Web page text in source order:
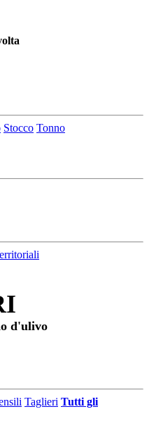
Stocco Tonno
d'ulivo
Taglieri Tutti gli